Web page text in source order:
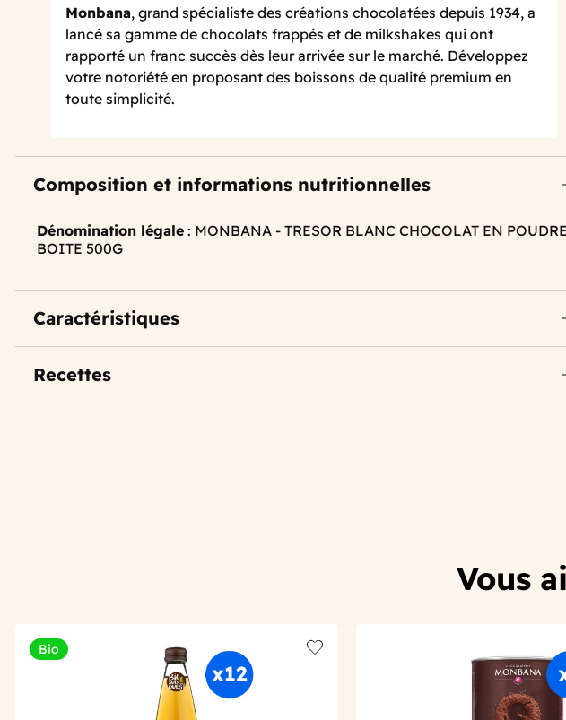
Monbana, grand spécialiste des créations chocolatées depuis 1934, a
lancé sa gamme de chocolats frappés et de milkshakes qui ont
rapporté un franc succès dès leur arrivée sur le marché. Développez
votre notoriété en proposant des boissons de qualité premium en
toute simplicité.
Composition et informations nutritionnelles
Dénomination légale : MONBANA - TRESOR BLANC CHOCOLAT EN POUDRE
BOITE 500G
Caractéristiques
Recettes
Vous
Bio